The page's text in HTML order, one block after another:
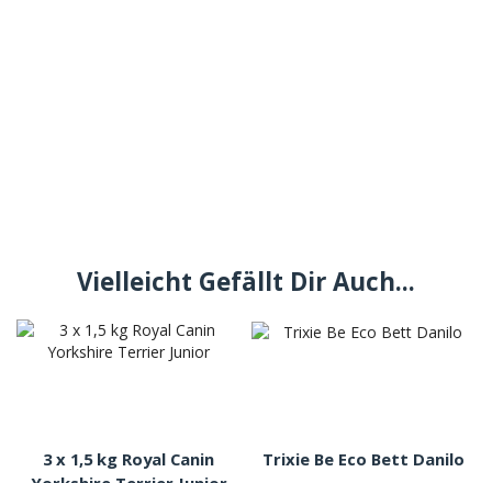
Vielleicht Gefällt Dir Auch...
3 x 1,5 kg Royal Canin
Trixie Be Eco Bett Danilo